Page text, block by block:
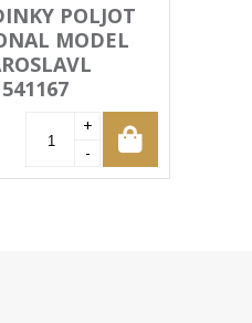
POLJOT
MODEL
-
+